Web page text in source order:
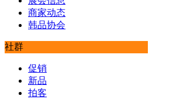
商家动态
韩品协会
社群
促销
新品
拍客